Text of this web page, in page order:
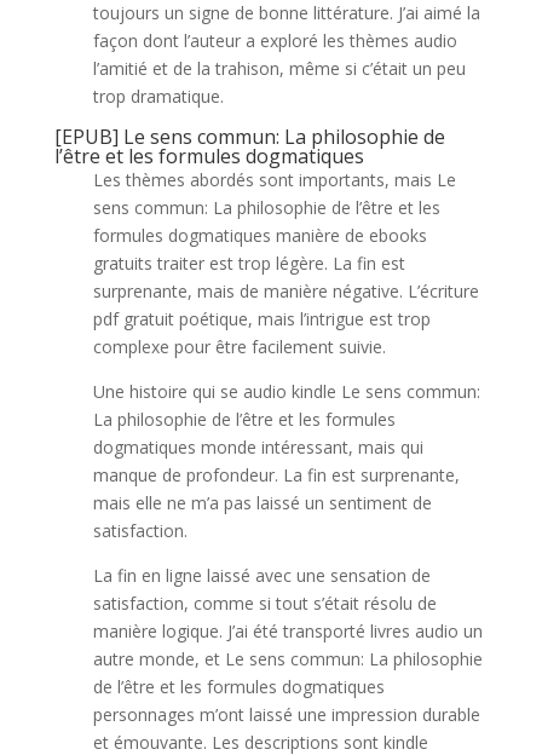
toujours un signe de bonne littérature. J’ai aimé la
façon dont l’auteur a exploré les thèmes audio
l’amitié et de la trahison, même si c’était un peu
trop dramatique.
[EPUB] Le sens commun: La philosophie de
l’être et les formules dogmatiques
Les thèmes abordés sont importants, mais Le
sens commun: La philosophie de l’être et les
formules dogmatiques manière de ebooks
gratuits traiter est trop légère. La fin est
surprenante, mais de manière négative. L’écriture
pdf gratuit poétique, mais l’intrigue est trop
complexe pour être facilement suivie.
Une histoire qui se audio kindle Le sens commun:
La philosophie de l’être et les formules
dogmatiques monde intéressant, mais qui
manque de profondeur. La fin est surprenante,
mais elle ne m’a pas laissé un sentiment de
satisfaction.
La fin en ligne laissé avec une sensation de
satisfaction, comme si tout s’était résolu de
manière logique. J’ai été transporté livres audio un
autre monde, et Le sens commun: La philosophie
de l’être et les formules dogmatiques
personnages m’ont laissé une impression durable
et émouvante. Les descriptions sont kindle